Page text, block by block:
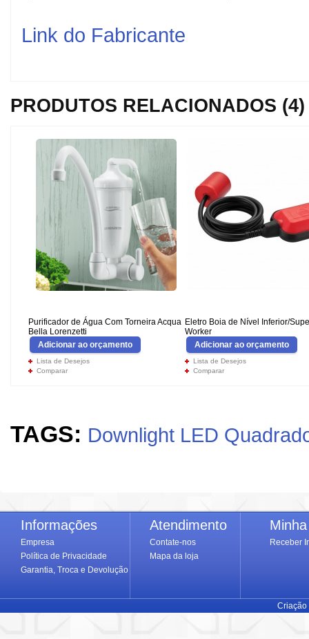
Link do Fabricante
PRODUTOS RELACIONADOS (4)
Purificador de Água Com Torneira Acqua
Bella Lorenzetti
Adicionar ao orçamento
Lista de Desejos
Comparar
Eletro Boia de Nível Inferior/
Worker
Adicionar ao orçamento
Lista de Desejos
Comparar
TAGS: Downlight LED
Informações
Empresa
Política de Privacidade
Garantia, Troca e Devolução
Atendimento
Contate-nos
Mapa da loja
Receber
Criação